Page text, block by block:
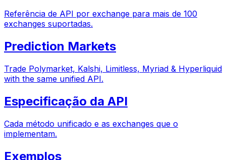
Referência de API por exchange para mais de 100
exchanges suportadas.
Prediction Markets
Trade Polymarket, Kalshi, Limitless, Myriad & Hyperliquid
with the same unified API.
Especificação da API
Cada método unificado e as exchanges que o
implementam.
Exemplos